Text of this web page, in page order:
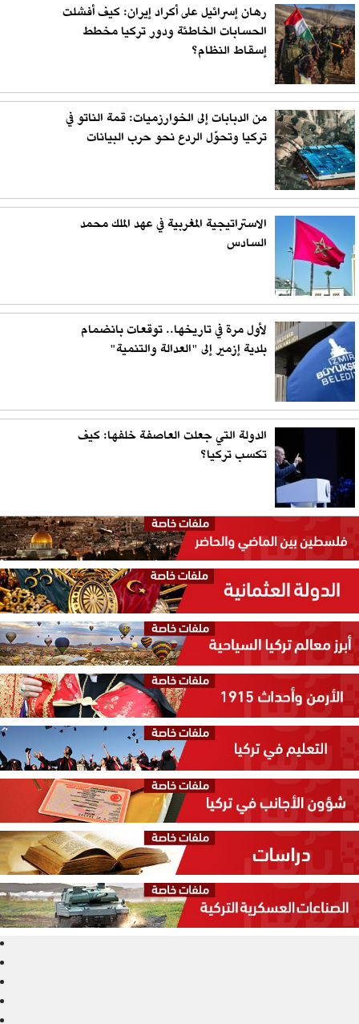
رهان إسرائيل على أكراد إيران: كيف أفشلت
الحسابات الخاطئة ودور تركيا مخطط
إسقاط النظام؟
من الدبابات إلى الخوارزميات: قمة الناتو في
تركيا وتحوّل الردع نحو حرب البيانات
الاستراتيجية المغربية في عهد الملك محمد
السادس
لأول مرة في تاريخها.. توقعات بانضمام
بلدية إزمير إلى "العدالة والتنمية"
الدولة التي جعلت العاصفة خلفها: كيف
تكسب تركيا؟